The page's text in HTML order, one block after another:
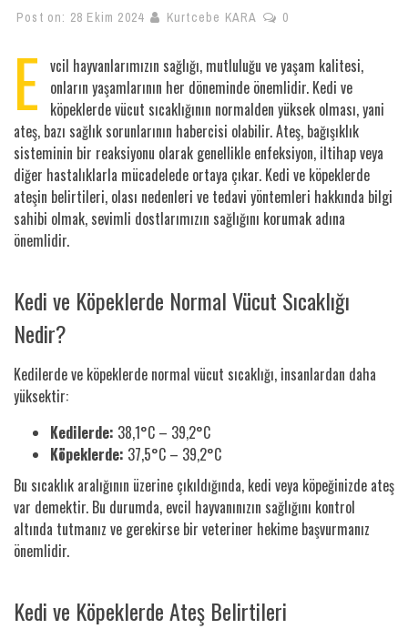
Post on: 28 Ekim 2024 Kurtcebe KARA 0
E vcil hayvanlarımızın sağlığı, mutluluğu ve yaşam kalitesi,
onların yaşamlarının her döneminde önemlidir. Kedi ve
köpeklerde vücut sıcaklığının normalden yüksek olması, yani
ateş, bazı sağlık sorunlarının habercisi olabilir. Ateş, bağışıklık
sisteminin bir reaksiyonu olarak genellikle enfeksiyon, iltihap veya
diğer hastalıklarla mücadelede ortaya çıkar. Kedi ve köpeklerde
ateşin belirtileri, olası nedenleri ve tedavi yöntemleri hakkında bilgi
sahibi olmak, sevimli dostlarımızın sağlığını korumak adına
önemlidir.
Kedi ve Köpeklerde Normal Vücut Sıcaklığı
Nedir?
Kedilerde ve köpeklerde normal vücut sıcaklığı, insanlardan daha
yüksektir:
Kedilerde: 38,1°C – 39,2°C
Köpeklerde: 37,5°C – 39,2°C
Bu sıcaklık aralığının üzerine çıkıldığında, kedi veya köpeğinizde ateş
var demektir. Bu durumda, evcil hayvanınızın sağlığını kontrol
altında tutmanız ve gerekirse bir veteriner hekime başvurmanız
önemlidir.
Kedi ve Köpeklerde Ateş Belirtileri